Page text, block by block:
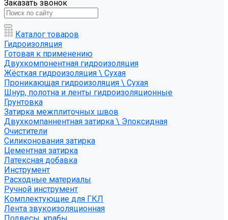
Заказать звонок
Каталог товаров
Гидроизоляция
Готовая к применению
Двухкомпонентная гидроизоляция
Жёсткая гидроизоляция \ Сухая
Проникающая гидроизоляция \ Сухая
Шнур, полотна и ленты гидроизоляционные
Грунтовка
Затирка межплиточных швов
Двухкомпаннентная затирка \ Эпоксидная
Очистители
Силиконования затирка
Цементная затирка
Латексная добавка
Инструмент
Расходные материалы
Ручной инструмент
Комплектующие для ГКЛ
Лента звукоизоляционная